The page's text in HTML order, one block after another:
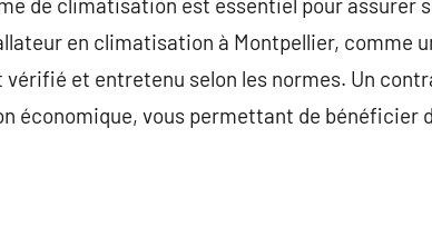
en climatisation à Montpellier, comme
et entretenu selon les normes. Un
économique, vous permettant de bénéficier